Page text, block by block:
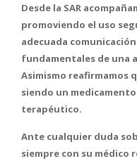
Desde la SAR
promoviendo el uso
adecuada
fundamentales de una
Asimismo reafirmamos
siendo un
terapéutico.
Ante cualquier duda
siempre con su médico